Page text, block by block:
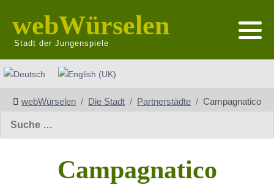
webWürselen
Stadt der Jungenspiele
Sprache auswählen
webWürselen Die Stadt Partnerstädte Campagnatico
Campagnatico